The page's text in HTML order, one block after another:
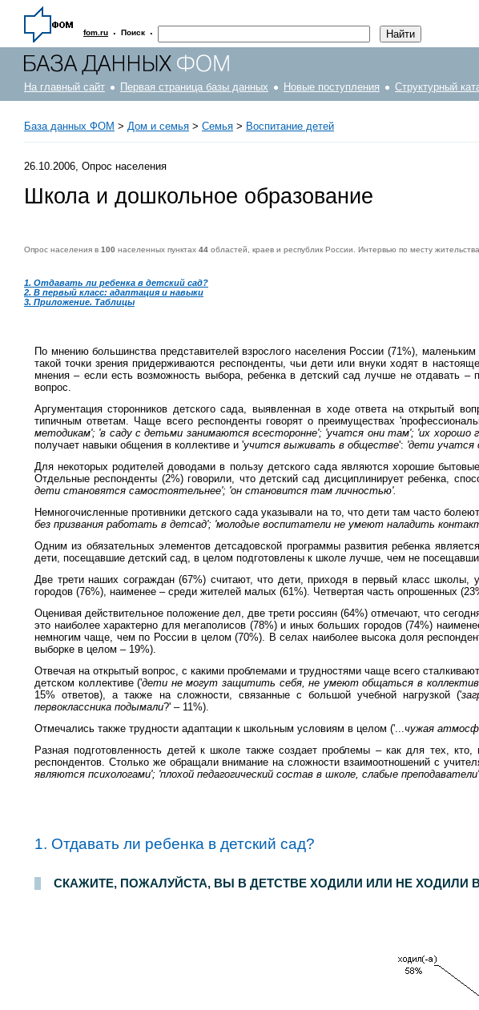
fom.ru · Поиск ·
На главный сайт Первая страница базы данных Новые поступления Структурный
База данных ФОМ > Дом и семья > Семья > Воспитание детей
26.10.2006, Опрос населения
Школа и дошкольное образование
Опрос населения в 100 населенных пунктах 44 областей, краев и республик России. Интервью по месту жительства
1. Отдавать ли ребенка в детский сад?
2. В первый класс: адаптация и навыки
3. Приложение. Таблицы
По мнению большинства представителей взрослого населения России (71%),
такой точки зрения придерживаются респонденты, чьи дети или внуки ходят в
мнения – если есть возможность выбора, ребенка в детский сад лучше не отдавать
вопрос.
Аргументация сторонников детского сада, выявленная в ходе ответа на открытый
типичным ответам. Чаще всего респонденты говорят о преимуществах
методикам'; 'в саду с детьми занимаются всесторонне'; 'учатся они там'; 'их хорошо
получает навыки общения в коллективе и 'учится выживать в обществе': 'дети учатся
Для некоторых родителей доводами в пользу детского сада являются хорошие
Отдельные респонденты (2%) говорили, что детский сад дисциплинирует ребенка,
дети становятся самостоятельнее'; 'он становится там личностью'.
Немногочисленные противники детского сада указывали на то, что дети там часто
без призвания работать в детсад'; 'молодые воспитатели не умеют наладить
Одним из обязательных элементов детсадовской программы развития ребенка
дети, посещавшие детский сад, в целом подготовлены к школе лучше, чем не
Две трети наших сограждан (67%) считают, что дети, приходя в первый класс
городов (76%), наименее – среди жителей малых (61%). Четвертая часть опрошенных
Оценивая действительное положение дел, две трети россиян (64%) отмечают, что
это наиболее характерно для мегаполисов (78%) и иных больших городов (74%)
немногим чаще, чем по России в целом (70%). В селах наиболее высока доля
выборке в целом – 19%).
Отвечая на открытый вопрос, с какими проблемами и трудностями чаще всего
детском коллективе ('дети не могут защитить себя, не умеют общаться в
15% ответов), а также на сложности, связанные с большой учебной нагрузкой ('
первоклассника подымали?' – 11%).
Отмечались также трудности адаптации к школьным условиям в целом ('... чужая
Разная подготовленность детей к школе также создает проблемы – как для тех,
респондентов. Столько же обращали внимание на сложности взаимоотношений с
являются психологами'; 'плохой педагогический состав в школе, слабые
1. Отдавать ли ребенка в детский сад?
СКАЖИТЕ, ПОЖАЛУЙСТА, ВЫ В ДЕТСТВЕ ХОДИЛИ ИЛИ НЕ ХОДИЛИ